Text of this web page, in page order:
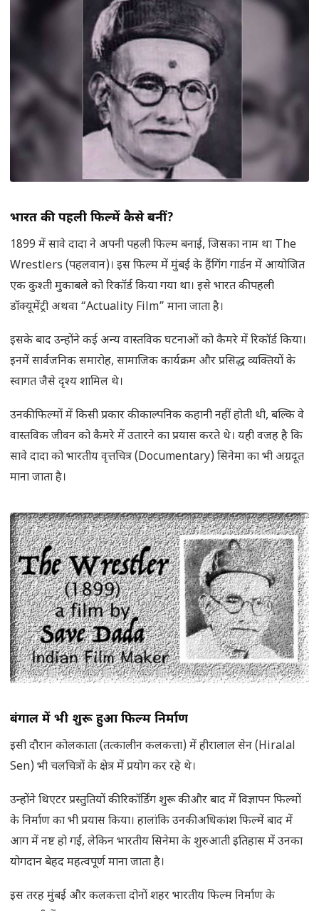
भारत की पहली फिल्में कैसे बनीं?
1899 में सावे दादा ने अपनी पहली फिल्म बनाई, जिसका नाम था The
Wrestlers (पहलवान)। इस फिल्म में मुंबई के हैंगिंग गार्डन में आयोजित
एक कुश्ती मुकाबले को रिकॉर्ड किया गया था। इसे भारत की पहली
डॉक्यूमेंट्री अथवा “Actuality Film” माना जाता है।
इसके बाद उन्होंने कई अन्य वास्तविक घटनाओं को कैमरे में रिकॉर्ड किया।
इनमें सार्वजनिक समारोह, सामाजिक कार्यक्रम और प्रसिद्ध व्यक्तियों के
स्वागत जैसे दृश्य शामिल थे।
उनकी फिल्मों में किसी प्रकार की काल्पनिक कहानी नहीं होती थी, बल्कि वे
वास्तविक जीवन को कैमरे में उतारने का प्रयास करते थे। यही वजह है कि
सावे दादा को भारतीय वृत्तचित्र (Documentary) सिनेमा का भी अग्रदूत
माना जाता है।
बंगाल में भी शुरू हुआ फिल्म निर्माण
इसी दौरान कोलकाता (तत्कालीन कलकत्ता) में हीरालाल सेन (Hiralal
Sen) भी चलचित्रों के क्षेत्र में प्रयोग कर रहे थे।
उन्होंने थिएटर प्रस्तुतियों की रिकॉर्डिंग शुरू की और बाद में विज्ञापन फिल्मों
के निर्माण का भी प्रयास किया। हालांकि उनकी अधिकांश फिल्में बाद में
आग में नष्ट हो गईं, लेकिन भारतीय सिनेमा के शुरुआती इतिहास में उनका
योगदान बेहद महत्वपूर्ण माना जाता है।
इस तरह मुंबई और कलकत्ता दोनों शहर भारतीय फिल्म निर्माण के